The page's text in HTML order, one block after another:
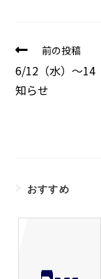
前の投稿
6/12（水）～14
知らせ
おすすめ